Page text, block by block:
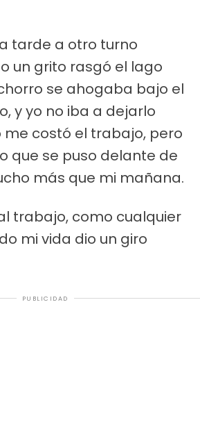
tarde a otro turno
un grito rasgó el lago
se ahogaba bajo el
y yo no iba a dejarlo
me costó el trabajo, pero
que se puso delante de
más que mi mañana.
trabajo, como cualquier
mi vida dio un giro
PUBLICIDAD